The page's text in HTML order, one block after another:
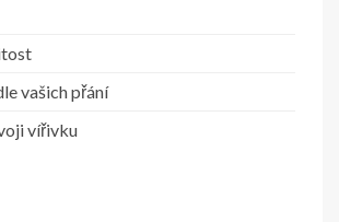
vašich přání
vířivku